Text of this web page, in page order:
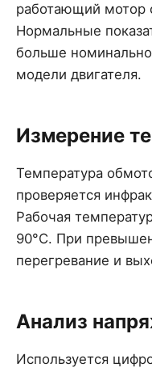
работающий мотор
Нормальные
больше
модели двигателя.
Измерение
Температура
проверяется
Рабочая
90°C. При
перегревание и
Анализ
Используется